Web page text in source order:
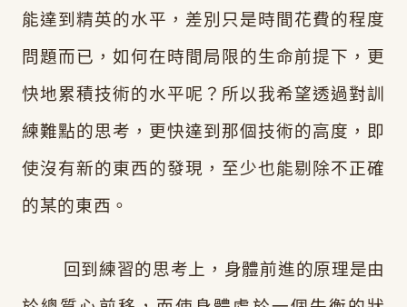
能達到精英的水平，差別只是時間花費的程度
問題而已，如何在時間局限的生命前提下，更
快地累積技術的水平呢？所以我希望透過對訓
練難點的思考，更快達到那個技術的高度，即
使沒有新的東西的發現，至少也能剔除不正確
的某的東西。
回到練習的思考上，身體前進的原理是由